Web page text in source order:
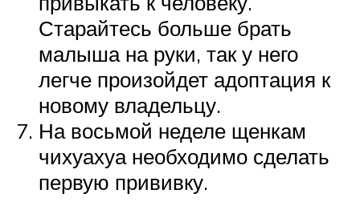
Старайтесь больше брать
малыша на руки, так у него
легче произойдет адоптация к
новому владельцу.
На восьмой неделе щенкам
чихуахуа необходимо сделать
первую прививку.